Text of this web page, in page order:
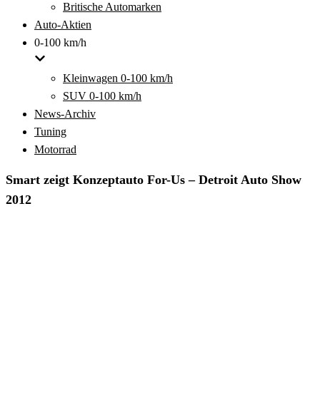
Britische Automarken
Auto-Aktien
0-100 km/h
Kleinwagen 0-100 km/h
SUV 0-100 km/h
News-Archiv
Tuning
Motorrad
Smart zeigt Konzeptauto For-Us – Detroit Auto Show
2012